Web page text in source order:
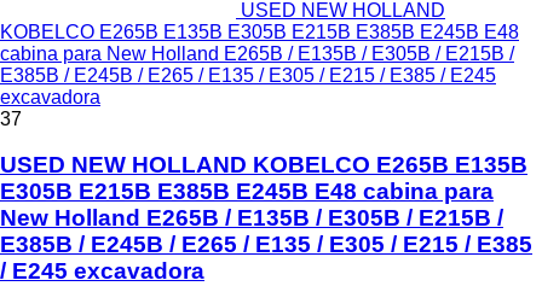
USED NEW HOLLAND
KOBELCO E265B E135B E305B E215B E385B E245B E48
cabina para New Holland E265B / E135B / E305B / E215B /
E385B / E245B / E265 / E135 / E305 / E215 / E385 / E245
excavadora
37
USED NEW HOLLAND KOBELCO E265B E135B
E305B E215B E385B E245B E48 cabina para
New Holland E265B / E135B / E305B / E215B /
E385B / E245B / E265 / E135 / E305 / E215 / E385
/ E245 excavadora